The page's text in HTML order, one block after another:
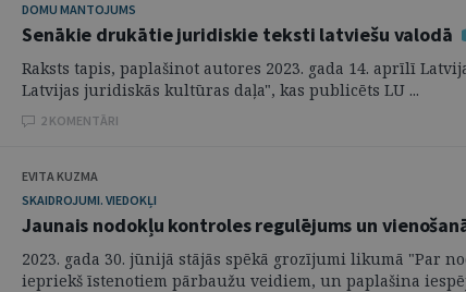
DOMU MANTOJUMS
Senākie drukātie juridiskie teksti latviešu valodā
Raksts tapis, paplašinot autores 2023. gada 14. aprīlī
Latvijas juridiskās kultūras daļa", kas publicēts LU ...
2 KOMENTĀRI
EVITA KUZMA
SKAIDROJUMI. VIEDOKĻI
Jaunais nodokļu kontroles regulējums un
2023. gada 30. jūnijā stājās spēkā grozījumi likumā "Par
iepriekš īstenotiem pārbaužu veidiem, un paplašina